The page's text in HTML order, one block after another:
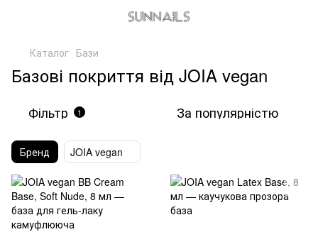
Каталог Бази
Базові покриття від JOIA vegan
Фільтр 1 За популярністю
Бренд JOIA vegan